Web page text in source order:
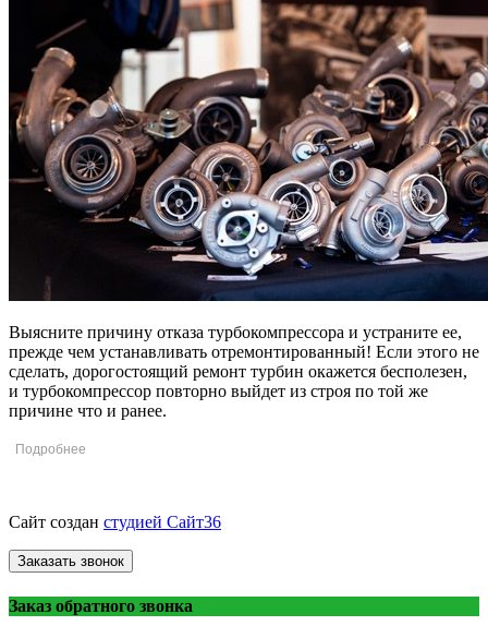
Выясните причину отказа турбокомпрессора и устраните ее,
прежде чем устанавливать отремонтированный! Если этого не
сделать, дорогостоящий ремонт турбин окажется бесполезен,
и турбокомпрессор повторно выйдет из строя по той же
причине что и ранее.
Сайт создан студией Сайт36
Заказать звонок
Заказ обратного звонка